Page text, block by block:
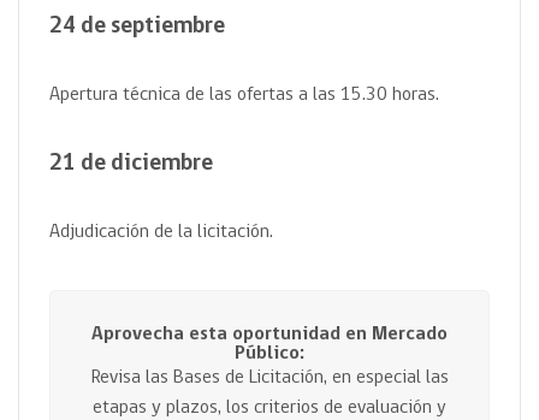
24 de septiembre
Apertura técnica de las ofertas a las 15.30 horas.
21 de diciembre
Adjudicación de la licitación.
Aprovecha esta oportunidad en Mercado
Público:
Revisa las Bases de Licitación, en especial las
etapas y plazos, los criterios de evaluación y